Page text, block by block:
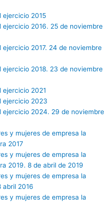
ejercicio 2015
2016. 25 de noviembre
2017. 24 de noviembre
2018. 23 de noviembre
2021
ejercicio 2023
2024. 29 de noviembre
y mujeres de empresa la
2017
y mujeres de empresa la
2019. 8 de abril de 2019
y mujeres de empresa la
abril 2016
y mujeres de empresa la